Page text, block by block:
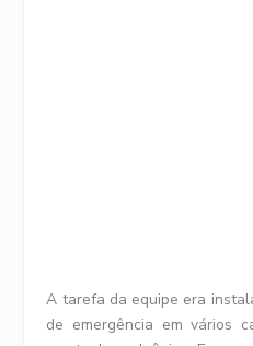
A tarefa da equipe era
de emergência em vários